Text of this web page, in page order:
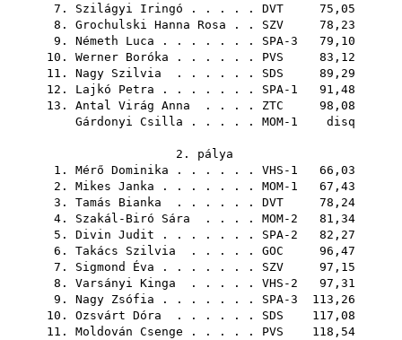
7. Szilágyi Iringó . . . . . DVT 75,05
8. Grochulski Hanna Rosa . . SZV 78,23
9. Németh Luca . . . . . . . SPA-3 79,10
10. Werner Boróka . . . . . . PVS 83,12
11. Nagy Szilvia . . . . . . SDS 89,29
12. Lajkó Petra . . . . . . . SPA-1 91,48
13. Antal Virág Anna . . . . ZTC 98,08
Gárdonyi Csilla . . . . . MOM-1 disq
2. pálya
1. Mérő Dominika . . . . . . VHS-1 66,03
2. Mikes Janka . . . . . . . MOM-1 67,43
3. Tamás Bianka . . . . . . DVT 78,24
4. Szakál-Biró Sára . . . . MOM-2 81,34
5. Divin Judit . . . . . . . SPA-2 82,27
6. Takács Szilvia . . . . . GOC 96,47
7. Sigmond Éva . . . . . . . SZV 97,15
8. Varsányi Kinga . . . . . VHS-2 97,31
9. Nagy Zsófia . . . . . . . SPA-3 113,26
10. Ozsvárt Dóra . . . . . . SDS 117,08
11. Moldován Csenge . . . . . PVS 118,54